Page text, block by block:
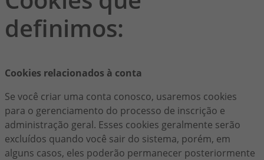
definimos:
Cookies relacionados à conta
Se você criar uma conta conosco, usaremos cookies
para o gerenciamento do processo de inscrição e
administração geral. Esses cookies geralmente serão
excluídos quando você sair do sistema, porém, em
alguns casos, eles poderão permanecer posteriormente